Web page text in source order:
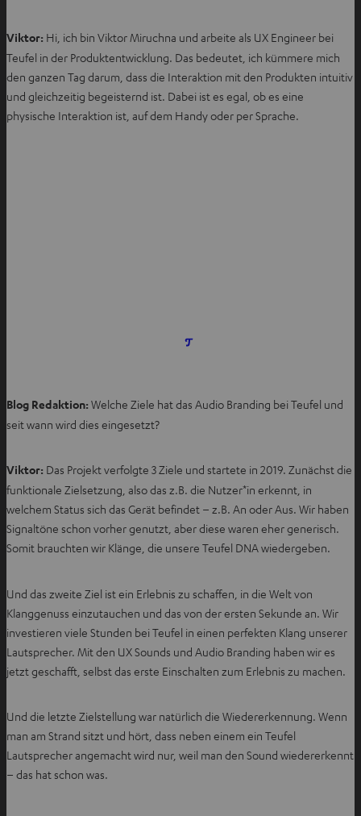
Viktor: Hi, ich bin Viktor Miruchna und arbeite als UX Engineer bei
Teufel in der Produktentwicklung. Das bedeutet, ich kümmere mich
den ganzen Tag darum, dass die Interaktion mit den Produkten intuitiv
und gleichzeitig begeisternd ist. Dabei ist es egal, ob es eine
physische Interaktion ist, auf dem Handy oder per Sprache.
e
n
e
n
Blog Redaktion: Welche Ziele hat das Audio Branding bei Teufel und
seit wann wird dies eingesetzt?
Viktor: Das Projekt verfolgte 3 Ziele und startete in 2019. Zunächst die
funktionale Zielsetzung, also das z.B. die Nutzer*in erkennt, in
welchem Status sich das Gerät befindet – z.B. An oder Aus. Wir haben
Signaltöne schon vorher genutzt, aber diese waren eher generisch.
Somit brauchten wir Klänge, die unsere Teufel DNA wiedergeben.
Und das zweite Ziel ist ein Erlebnis zu schaffen, in die Welt von
Klanggenuss einzutauchen und das von der ersten Sekunde an. Wir
investieren viele Stunden bei Teufel in einen perfekten Klang unserer
Lautsprecher. Mit den UX Sounds und Audio Branding haben wir es
jetzt geschafft, selbst das erste Einschalten zum Erlebnis zu machen.
Und die letzte Zielstellung war natürlich die Wiedererkennung. Wenn
man am Strand sitzt und hört, dass neben einem ein Teufel
Lautsprecher angemacht wird nur, weil man den Sound wiedererkennt
– das hat schon was.